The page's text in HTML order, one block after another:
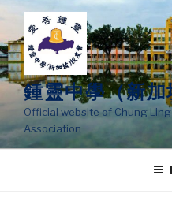
content
鍾靈中學（新
Official website of Chung
Association